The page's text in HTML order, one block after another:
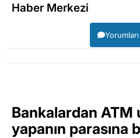
Haber Merkezi
Bankalardan ATM
yapanın parasına